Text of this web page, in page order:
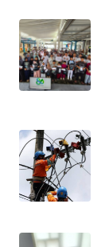
WN DELI
SERDANG
WN
TEBING
WN
PAKPAK